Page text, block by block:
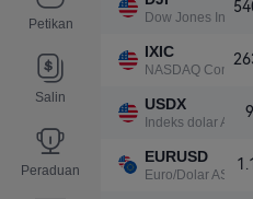
Petikan
Salin
Peraduan
Dow Jones
IXIC
NASDAQ
USDX
Indeks dolar A.S.
EURUSD
Euro/Dolar AS